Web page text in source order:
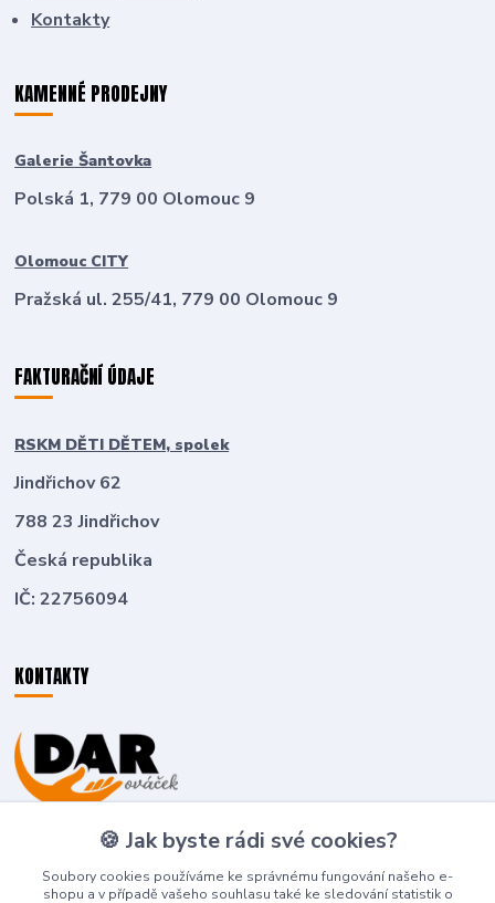
Kontakty
KAMENNÉ PRODEJNY
Galerie Šantovka
Polská 1, 779 00 Olomouc 9
Olomouc CITY
Pražská ul. 255/41, 779 00 Olomouc 9
FAKTURAČNÍ ÚDAJE
RSKM DĚTI DĚTEM, spolek
Jindřichov 62
788 23 Jindřichov
Česká republika
IČ: 22756094
KONTAKTY
+420 774 636 266
deti-detem@seznam.cz
🍪 Jak byste rádi své cookies?
Soubory cookies používáme ke správnému fungování našeho e-
shopu a v případě vašeho souhlasu také ke sledování statistik o